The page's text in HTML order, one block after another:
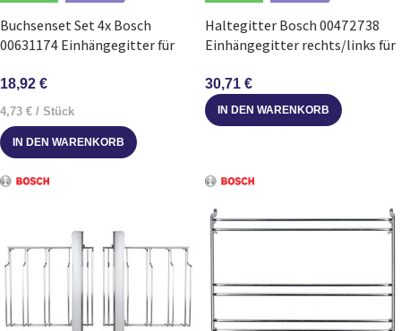
Buchsenset Set 4x Bosch
00631174 Einhängegitter für
18,92 €
4,73 € / Stück
IN DEN WARENKORB
Haltegitter Bosch 00472738
Einhängegitter rechts/links für
30,71 €
IN DEN WARENKORB